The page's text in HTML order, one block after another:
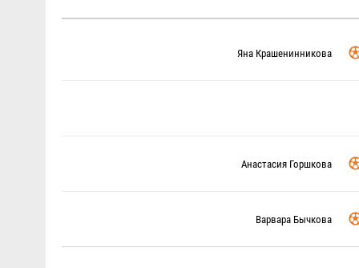
Яна Крашенинникова
Анастасия Горшкова
Варвара Бычкова